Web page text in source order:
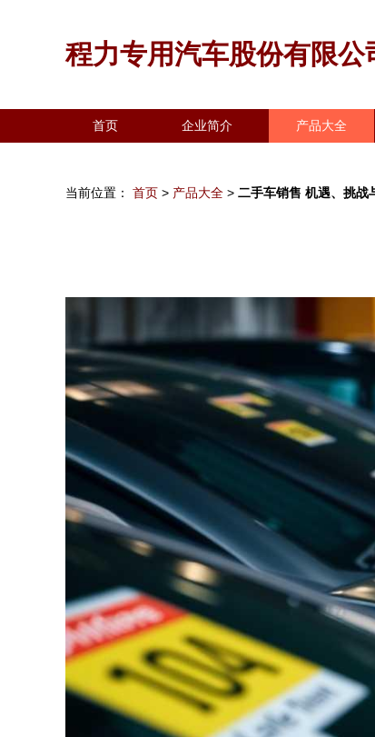
程力专用汽车股份有限公
首页 企业简介 产品大全
当前位置： 首页 > 产品大全 > 二手车销售 机遇、挑战